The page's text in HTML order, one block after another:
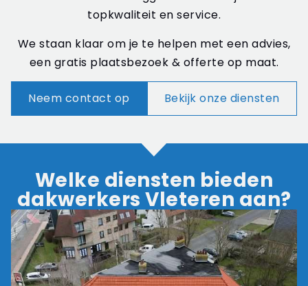
topkwaliteit en service.
We staan klaar om je te helpen met een advies,
een gratis plaatsbezoek & offerte op maat.
Neem contact op Bekijk onze diensten
Welke diensten bieden
dakwerkers Vleteren aan?